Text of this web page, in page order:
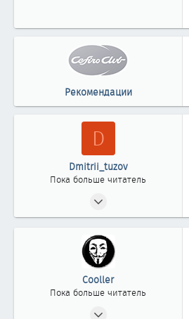
Рекомендации
D
Dmitrii_tuzov
Пока больше читатель
0
Cooller
Пока больше читатель